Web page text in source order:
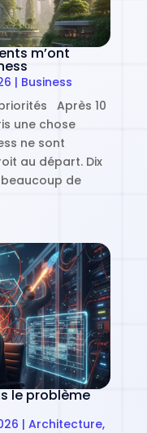
m’ont
| Business
Après 10
une chose
ne sont
au départ. Dix
de
le problème
| Architecture,